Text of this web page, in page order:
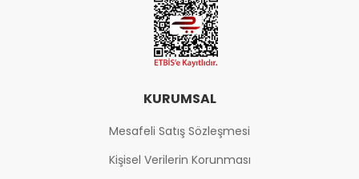
KURUMSAL
Mesafeli Satış Sözleşmesi
Kişisel Verilerin Korunması